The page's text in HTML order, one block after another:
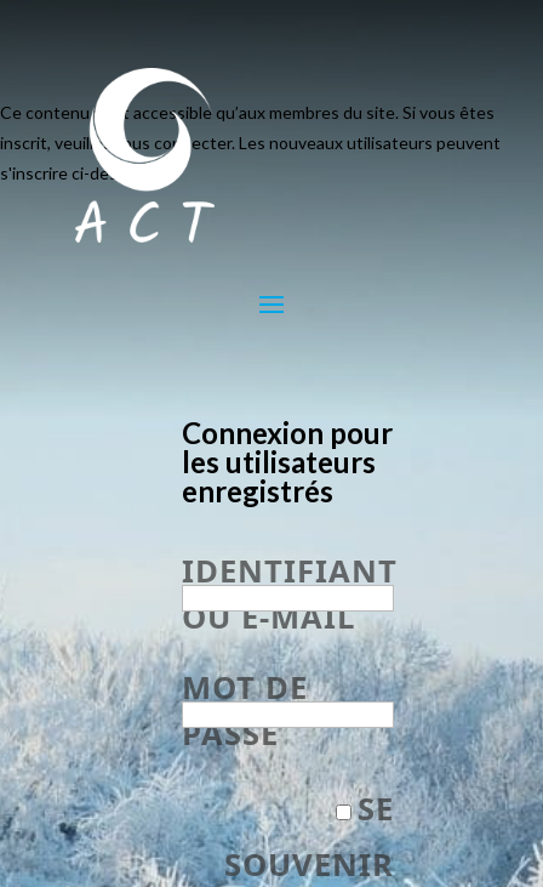
Ce contenu n’est accessible qu’aux membres du site. Si vous êtes
inscrit, veuillez vous connecter. Les nouveaux utilisateurs peuvent
s'inscrire ci-dessous.
Connexion pour
les utilisateurs
enregistrés
IDENTIFIANT
OU E-MAIL
MOT DE
PASSE
SE
SOUVENIR